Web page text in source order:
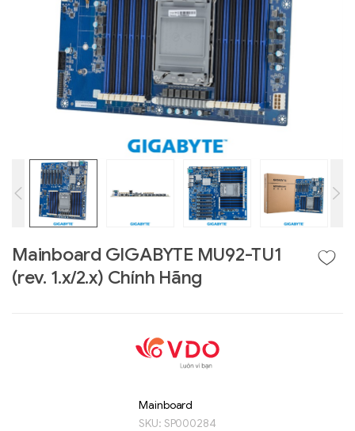
Mainboard GIGABYTE MU92-TU1
(rev. 1.x/2.x) Chính Hãng
Mainboard
SKU: SP000284
AAP1)